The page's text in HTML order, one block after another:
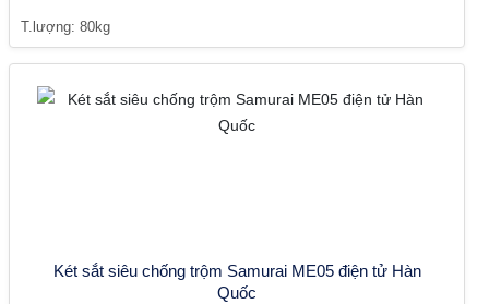
T.lượng: 80kg
Két sắt siêu chống trộm Samurai ME05 điện tử Hàn
Quốc